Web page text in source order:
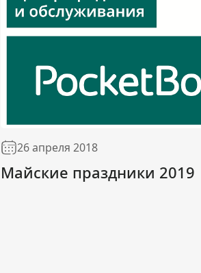
26 апреля 2018
Майские праздники 2019